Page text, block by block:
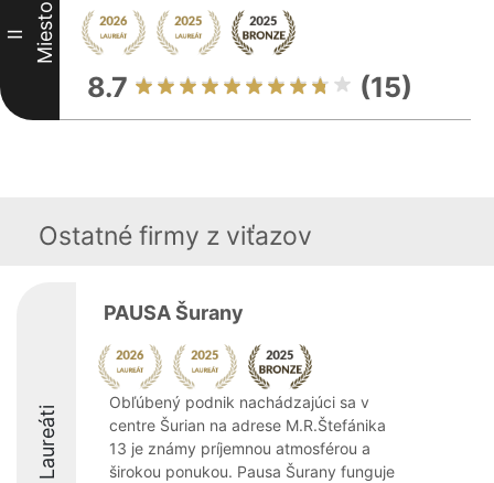
II Miesto
8.7 (15)
Ostatné firmy z viťazov
Laureáti
PAUSA Šurany
Obľúbený podnik nachádzajúci sa v
centre Šurian na adrese M.R.Štefánika
13 je známy príjemnou atmosférou a
širokou ponukou. Pausa Šurany funguje